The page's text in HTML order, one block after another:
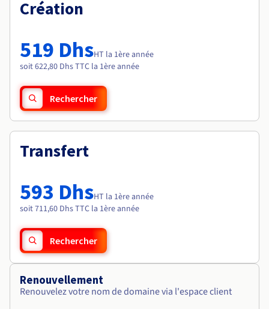
Tarifs
Roadmap & Changelog
Roadmap & Changelog
Création
519 DhsHT la 1ère année
soit 622,80 Dhs TTC la 1ère année
Rechercher
Transfert
593 DhsHT la 1ère année
soit 711,60 Dhs TTC la 1ère année
Rechercher
Renouvellement
Renouvelez votre nom de domaine via l'espace client